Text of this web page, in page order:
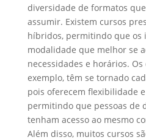
diversidade de formatos
assumir. Existem cursos
híbridos, permitindo que os
modalidade que melhor se
necessidades e horários.
exemplo, têm se tornado
pois oferecem flexibilidade
permitindo que pessoas de
tenham acesso ao mesmo
Além disso, muitos cursos